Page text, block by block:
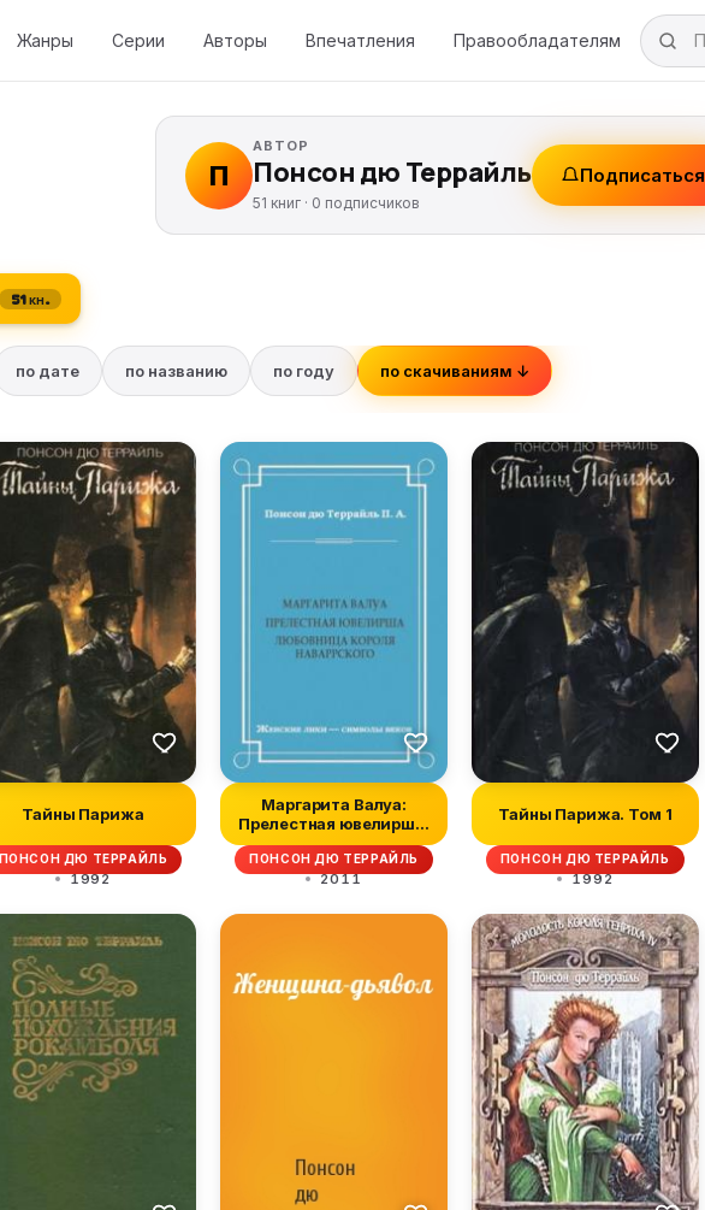
Жанры Серии Авторы Впечатления Правообладателям
П
АВТОР
Понсон дю Террайль
51 книг · 0 подписчиков
Подписаться
51 кн.
по дате по названию по году по скачиваниям ↓
Тайны Парижа
ПОНСОН ДЮ ТЕРРАЙЛЬ
1992
Маргарита Валуа:
Прелестная ювелирша.
Любовница ко...
ПОНСОН ДЮ ТЕРРАЙЛЬ
2011
Тайны Парижа. Том 1
ПОНСОН ДЮ ТЕРРАЙЛЬ
1992